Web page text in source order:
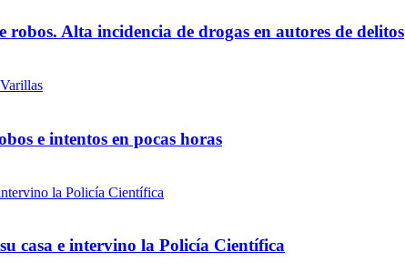
Alta incidencia de drogas en autores de delitos
e intentos en pocas horas
casa e intervino la Policía Científica